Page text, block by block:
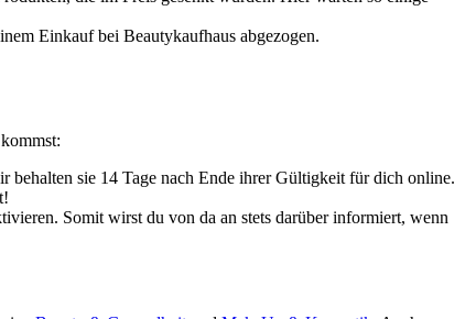
Einkauf bei Beautykaufhaus abgezogen.
behalten sie 14 Tage nach Ende ihrer Gültigkeit für dich online.
Somit wirst du von da an stets darüber informiert, wenn